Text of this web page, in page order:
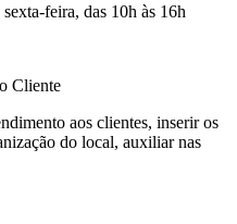
sexta-feira, das 10h às 16h
Cliente
aos clientes, inserir os
do local, auxiliar nas